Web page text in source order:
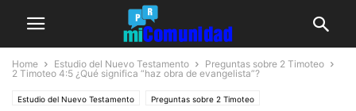
Home Estudio del Nuevo Testamento
Preguntas sobre 2 Timoteo
2 Timoteo 4:5 ¿Qué significa “haz obra de evangelista”?
Estudio del Nuevo Testamento Preguntas sobre 2 Timoteo